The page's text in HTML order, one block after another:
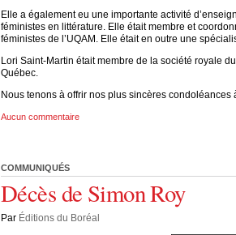
Elle a également eu une importante activité
féministes en littérature. Elle était membre et
féministes de l’UQAM. Elle était en outre une
Lori Saint-Martin était membre de la société royale
Québec.
Nous tenons à offrir nos plus sincères condoléances
Aucun commentaire
COMMUNIQUÉS
Décès de Simon Roy
Par Éditions du Boréal